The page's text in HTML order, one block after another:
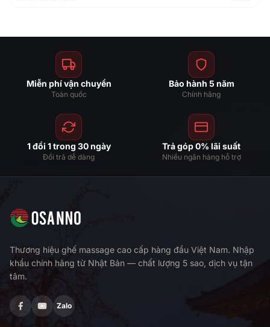
Miễn phí vận chuyển
Toàn quốc
Bảo hành 5 năm
Chính hãng
1 đổi 1 trong 30 ngày
Đổi trả dễ dàng
Trả góp 0% lãi suất
Nhiều ngân hàng hỗ trợ
Thương hiệu ghế massage cao cấp hàng đầu Việt Nam. Nhập
khẩu chính hãng từ Nhật Bản — chất lượng 5 sao, dịch vụ tận
tâm.
Zalo